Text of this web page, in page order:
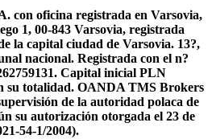
con oficina registrada en Varsovia,
1, 00-843 Varsovia, registrada
la capital ciudad de Varsovia. 13?,
nacional. Registrada con el n?
Capital inicial PLN
su totalidad. OANDA TMS Brokers
de la autoridad polaca de
su autorización otorgada el 23 de
54-1/2004).